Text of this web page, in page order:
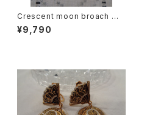
Crescent moon broach 三
日月型ブローチ
¥9,790